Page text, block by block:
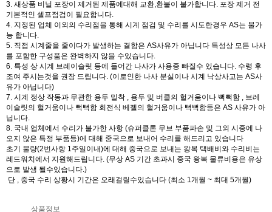
3. 새상품 비닐 포장이 제거된 제품에대해 교환,환불이 불가합니다. 포장 제거 전
기본적인 셀프점검이 필요합니다.
4. 지정된 업체 이외의 수리점을 통해 시계 점검 및 수리를 시도한경우 AS는 불가
능 합니다.
5. 직접 시계줄을 줄이다가 발생하는 결함은 AS사유가 아닙니다 특성상 모든 나사
를 포함한 구성품은 완벽하지 않을 수있습니다.
6. 특성 상 시계 브레이슬릿 등에 들어간 나사가 사용중 빠질수 있습니다. 수령 후
조여 주시는것을 권장 드립니다. (이로인한 나사 분실이나 시계 낙상사고는 AS사
유가 아닙니다)
7. 시계 정상 작동과 무관한 용두 밀착 , 용두 및 버클의 헐거움이나 뻑뻑함 , 브레
이슬릿의 헐거움이나 뻑뻑함 회전식 베젤의 헐거움이나 뻑뻑함등은 AS 사유가 아
닙니다.
8. 국내 업체에서 수리가 불가한 사항 (슈퍼클론 무브 부품파손 및 그외 시중에 나
오지 않은 특정 부품등)에 대해 중국으로 보내어 수리를 해드리고 있습니다
초기 불량(2번사항 1주일이내)에 대해 중국으로 보내는 왕복 택배비와 수리비는
레드워치에서 지원해드립니다. (무상 AS 기간 초과시 중국 왕복 물류비용은 유상
으로 발생 될수있습니다.)
단 , 중국 수리 상황시 기간은 오래걸릴수있습니다 (최소 1개월 ~ 최대 5개월)
상품정보